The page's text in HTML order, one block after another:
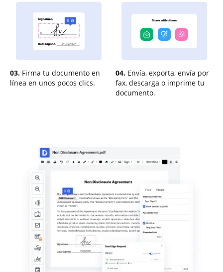
03. Firma tu documento en
línea en unos pocos clics.
04. Envía, exporta, envía por
fax, descarga o imprime tu
documento.